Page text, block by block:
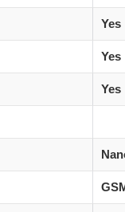
Yes
Yes
Yes